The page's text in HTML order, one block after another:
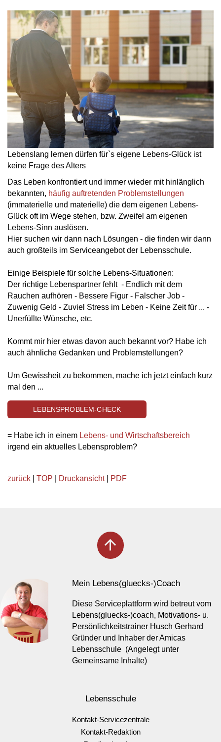
Lebenslang lernen dürfen für`s eigene Lebens-Glück ist
keine Frage des Alters
Das Leben konfrontiert und immer wieder mit hinlänglich
bekannten, häufig auftretenden Problemstellungen
(immaterielle und materielle) die dem eigenen Lebens-
Glück oft im Wege stehen, bzw. Zweifel am eigenen
Lebens-Sinn auslösen.
Hier suchen wir dann nach Lösungen - die finden wir dann
auch großteils im Serviceangebot der Lebensschule.
Einige Beispiele für solche Lebens-Situationen:
Der richtige Lebenspartner fehlt - Endlich mit dem
Rauchen aufhören - Bessere Figur - Falscher Job -
Zuwenig Geld - Zuviel Stress im Leben - Keine Zeit für ... -
Unerfüllte Wünsche, etc.
Kommt mir hier etwas davon auch bekannt vor? Habe ich
auch ähnliche Gedanken und Problemstellungen?
Um Gewissheit zu bekommen, mache ich jetzt einfach kurz
mal den ...
LEBENSPROBLEM-CHECK
= Habe ich in einem Lebens- und Wirtschaftsbereich
irgend ein aktuelles Lebensproblem?
zurück TOP Druckansicht| PDF
arrow_upward
Mein Lebens(gluecks-)Coach
Diese Serviceplattform wird betreut vom
Lebens(gluecks-)coach, Motivations- u.
Persönlichkeitstrainer Husch Gerhard
Gründer und Inhaber der Amicas
Lebensschule (Angelegt unter
Gemeinsame Inhalte)
Lebensschule
Kontakt-Servicezentrale
Kontakt-Redaktion